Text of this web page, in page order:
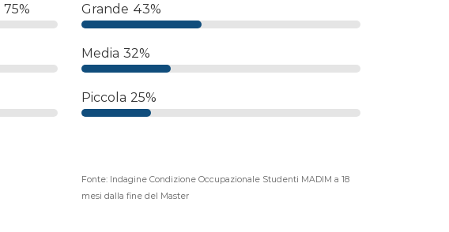
75% Grande 43%
Media 32%
Piccola 25%
Fonte: Indagine Condizione Occupazionale Studenti MADIM a 18
mesi dalla fine del Master